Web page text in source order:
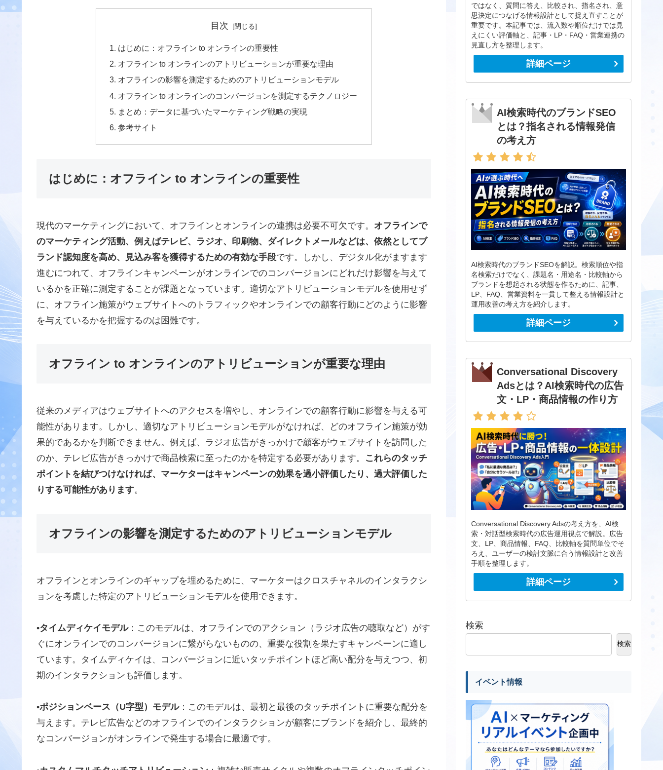
目次
はじめに：オフライン to オンラインの重要性
オフライン to オンラインのアトリビューションが重要な理由
オフラインの影響を測定するためのアトリビューションモデル
オフライン to オンラインのコンバージョンを測定するテクノロジー
まとめ：データに基づいたマーケティング戦略の実現
参考サイト
はじめに：オフライン to オンラインの重要性
現代のマーケティングにおいて、オフラインとオンラインの連携は必要不可欠です。 オフラインで
のマーケティング活動、例えばテレビ、ラジオ、印刷物、ダイレクトメールなどは、依然としてブ
ランド認知度を高め、見込み客を獲得するための有効な手段です。しかし、デジタル化がますます
進むにつれて、オフラインキャンペーンがオンラインでのコンバージョンにどれだけ影響を与えて
いるかを正確に測定することが課題となっています。適切なアトリビューションモデルを使用せず
に、オフライン施策がウェブサイトへのトラフィックやオンラインでの顧客行動にどのように影響
を与えているかを把握するのは困難です。
オフライン to オンラインのアトリビューションが重要な理由
従来のメディアはウェブサイトへのアクセスを増やし、オンラインでの顧客行動に影響を与える可
能性があります。しかし、適切なアトリビューションモデルがなければ、どのオフライン施策が効
果的であるかを判断できません。例えば、ラジオ広告がきっかけで顧客がウェブサイトを訪問した
のか、テレビ広告がきっかけで商品検索に至ったのかを特定する必要があります。 これらのタッチ
ポイントを結びつけなければ、マーケターはキャンペーンの効果を過小評価したり、過大評価した
りする可能性があります。
オフラインの影響を測定するためのアトリビューションモデル
オフラインとオンラインのギャップを埋めるために、マーケターはクロスチャネルのインタラクシ
ョンを考慮した特定のアトリビューションモデルを使用できます。
•タイムディケイモデル：このモデルは、オフラインでのアクション（ラジオ広告の聴取など）がす
ぐにオンラインでのコンバージョンに繋がらないものの、重要な役割を果たすキャンペーンに適し
ています。タイムディケイは、コンバージョンに近いタッチポイントほど高い配分を与えつつ、初
期のインタラクションも評価します。
•ポジションベース（U字型）モデル：このモデルは、最初と最後のタッチポイントに重要な配分を
与えます。テレビ広告などのオフラインでのインタラクションが顧客にブランドを紹介し、最終的
なコンバージョンがオンラインで発生する場合に最適です。
ではなく、質問に答え、比較され、指名され、意
思決定につなげる情報設計として捉え直すことが
重要です。本記事では、流入数や順位だけでは見
えにくい評価軸と、記事・LP・FAQ・営業連携の
見直し方を整理します。
詳細ページ
AI検索時代のブランドSEO
とは？指名される情報発信
の考え方
AI検索時代のブランドSEOを解説。検索順位や指
名検索だけでなく、課題名・用途名・比較軸から
ブランドを想起される状態を作るために、記事、
LP、FAQ、営業資料を一貫して整える情報設計と
運用改善の考え方を紹介します。
詳細ページ
Conversational Discovery
Adsとは？AI検索時代の広告
文・LP・商品情報の作り方
Conversational Discovery Adsの考え方を、AI検
索・対話型検索時代の広告運用視点で解説。広告
文、LP、商品情報、FAQ、比較軸を質問単位でそ
ろえ、ユーザーの検討文脈に合う情報設計と改善
手順を整理します。
詳細ページ
検索
検索
イベント情報